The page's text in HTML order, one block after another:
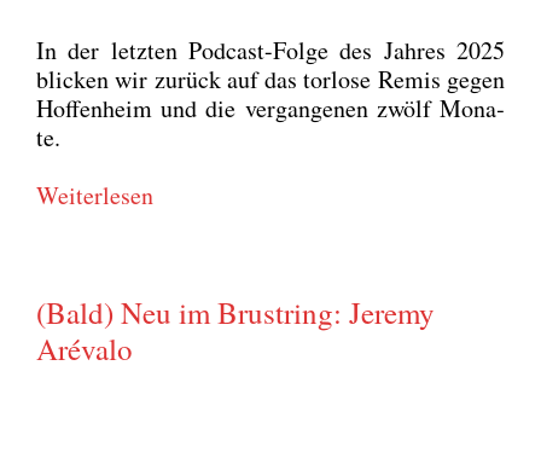
In der letz­ten Pod­cast-Fol­ge des Jah­res 2025
bli­cken wir zurück auf das tor­lo­se Remis gegen
Hof­fen­heim und die ver­gan­ge­nen zwölf Mona­
te.
Wei­ter­le­sen
(Bald) Neu im Brustring: Jeremy
Arévalo